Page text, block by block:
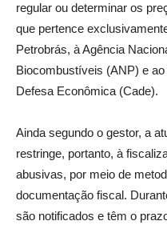
regular ou determinar os
que pertence
Petrobrás, à Agência
Biocombustíveis (ANP) e
Defesa Econômica (Cade).
Ainda segundo o gestor, a
restringe, portanto, à
abusivas, por meio de
documentação fiscal.
são notificados e têm o